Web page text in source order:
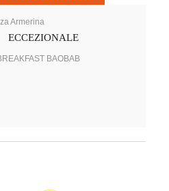
Armerina
ECCEZIONALE
BAOBAB